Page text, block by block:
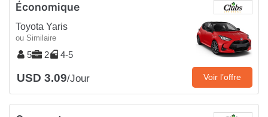
Économique
Toyota Yaris
ou Similaire
5 2 4-5
USD 3.09/Jour Voir l’offre